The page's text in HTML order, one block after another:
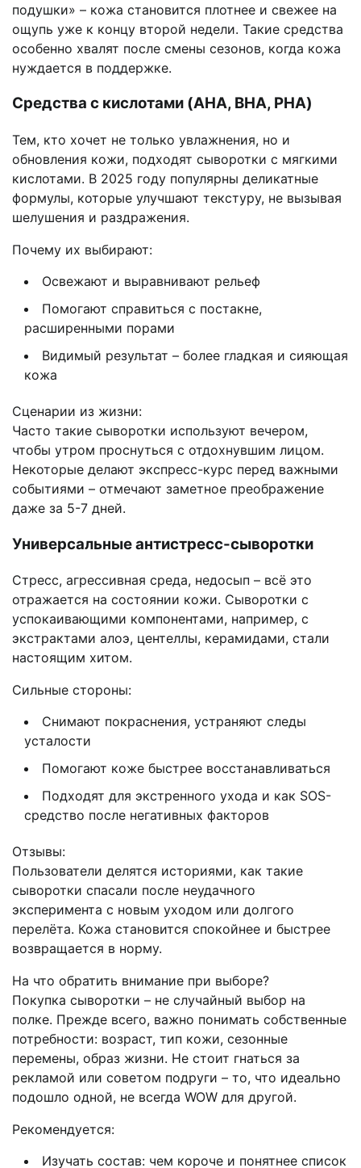
подушки» – кожа становится плотнее и свежее на
ощупь уже к концу второй недели. Такие средства
особенно хвалят после смены сезонов, когда кожа
нуждается в поддержке.
Средства с кислотами (AHA, BHA, PHA)
Тем, кто хочет не только увлажнения, но и
обновления кожи, подходят сыворотки с мягкими
кислотами. В 2025 году популярны деликатные
формулы, которые улучшают текстуру, не вызывая
шелушения и раздражения.
Почему их выбирают:
Освежают и выравнивают рельеф
Помогают справиться с постакне,
расширенными порами
Видимый результат – более гладкая и сияющая
кожа
Сценарии из жизни:
Часто такие сыворотки используют вечером,
чтобы утром проснуться с отдохнувшим лицом.
Некоторые делают экспресс-курс перед важными
событиями – отмечают заметное преображение
даже за 5-7 дней.
Универсальные антистресс-сыворотки
Стресс, агрессивная среда, недосып – всё это
отражается на состоянии кожи. Сыворотки с
успокаивающими компонентами, например, с
экстрактами алоэ, центеллы, керамидами, стали
настоящим хитом.
Сильные стороны:
Снимают покраснения, устраняют следы
усталости
Помогают коже быстрее восстанавливаться
Подходят для экстренного ухода и как SOS-
средство после негативных факторов
Отзывы:
Пользователи делятся историями, как такие
сыворотки спасали после неудачного
эксперимента с новым уходом или долгого
перелёта. Кожа становится спокойнее и быстрее
возвращается в норму.
На что обратить внимание при выборе?
Покупка сыворотки – не случайный выбор на
полке. Прежде всего, важно понимать собственные
потребности: возраст, тип кожи, сезонные
перемены, образ жизни. Не стоит гнаться за
рекламой или советом подруги – то, что идеально
подошло одной, не всегда WOW для другой.
Рекомендуется:
Изучать состав: чем короче и понятнее список